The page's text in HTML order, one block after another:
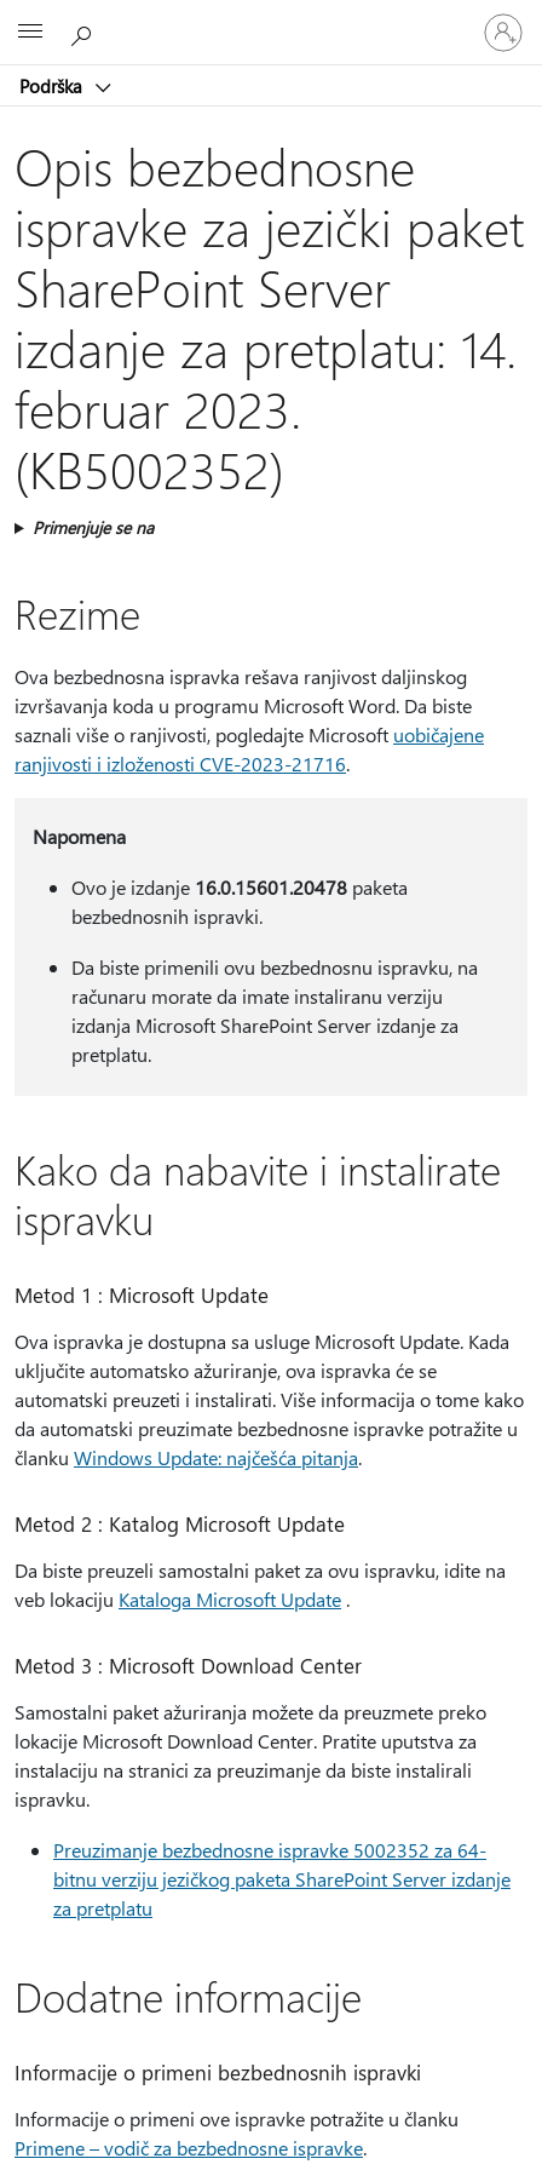
Podrška
Prijavite
se
na
Opis bezbednosne
ispravke za jezički paket
SharePoint Server
izdanje za pretplatu: 14.
februar 2023.
(KB5002352)
Primenjuje se na
Rezime
Ova bezbednosna ispravka rešava ranjivost daljinskog
izvršavanja koda u programu Microsoft Word. Da biste
saznali više o ranjivosti, pogledajte Microsoft uobičajene
ranjivosti i izloženosti CVE-2023-21716.
Napomena
Ovo je izdanje 16.0.15601.20478paketa
bezbednosnih ispravki.
Da biste primenili ovu bezbednosnu ispravku, na
računaru morate da imate instaliranu verziju
izdanja Microsoft SharePoint Server izdanje za
pretplatu.
Kako da nabavite i instalirate
ispravku
Metod 1 : Microsoft Update
Ova ispravka je dostupna sa usluge Microsoft Update. Kada
uključite automatsko ažuriranje, ova ispravka će se
automatski preuzeti i instalirati. Više informacija o tome kako
da automatski preuzimate bezbednosne ispravke potražite u
članku Windows Update: najčešća pitanja.
Metod 2 : Katalog Microsoft Update
Da biste preuzeli samostalni paket za ovu ispravku, idite na
veb lokaciju Kataloga Microsoft Update .
Metod 3 : Microsoft Download Center
Samostalni paket ažuriranja možete da preuzmete preko
lokacije Microsoft Download Center. Pratite uputstva za
instalaciju na stranici za preuzimanje da biste instalirali
ispravku.
Preuzimanje bezbednosne ispravke 5002352 za 64-
bitnu verziju jezičkog paketa SharePoint Server izdanje
za pretplatu
Dodatne informacije
Informacije o primeni bezbednosnih ispravki
Informacije o primeni ove ispravke potražite u članku
Primene – vodič za bezbednosne ispravke.